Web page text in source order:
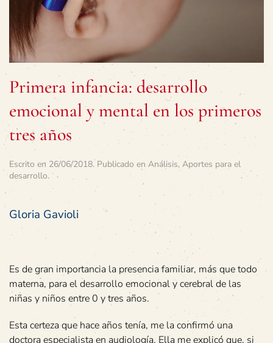
Primera infancia: desarrollo
emocional y mental en los primeros
tres años
Escrito en 26/06/2018. Publicado en Análisis, Aportes para el
desarrollo.
Gloria Gavioli
Es de gran importancia la presencia familiar, más que todo
materna, para el desarrollo emocional y cerebral de las
niñas y niños entre 0 y tres años.
Esta certeza que hace años tenía, me la confirmó una
doctora especialista en audiología. Ella me explicó que, si